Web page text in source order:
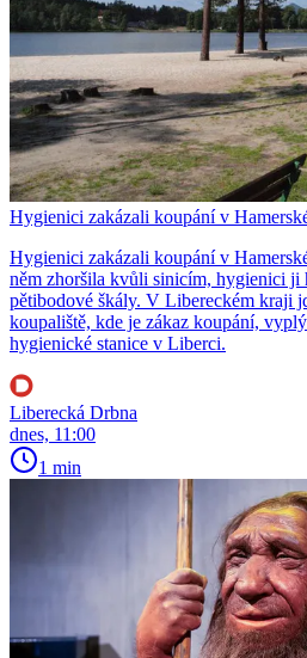
Hygienici zakázali koupání v
Hygienici zakázali koupání v
něm zhoršila kvůli sinicím, hygienici ji
pětibodové škály. V Libereckém kraji
koupaliště, kde je zákaz koupání,
hygienické stanice v Liberci.
Liberecká Drbna
dnes, 11:00
1 min